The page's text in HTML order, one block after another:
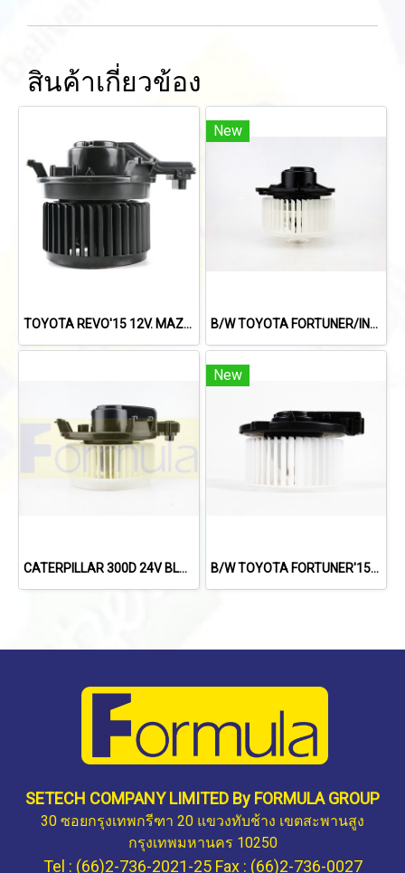
สินค้าเกี่ยวข้อง
TOYOTA REVO'15 12V. MAZDA 2'09 12V. BLOWER FORMULA
New
B/W TOYOTA FORTUNER/INNOVA'08 (ตู้หลัง) DENSO
CATERPILLAR 300D 24V BLOWER FORMULA
New
B/W TOYOTA FORTUNER'15/INNOVA'15 (REAR)
SETECH COMPANY LIMITED By FORMULA GROUP
30 ซอยกรุงเทพกรีฑา 20 แขวงทับช้าง เขตสะพานสูง
กรุงเทพมหานคร 10250
Tel : (66)2-736-2021-25 Fax : (66)2-736-0027